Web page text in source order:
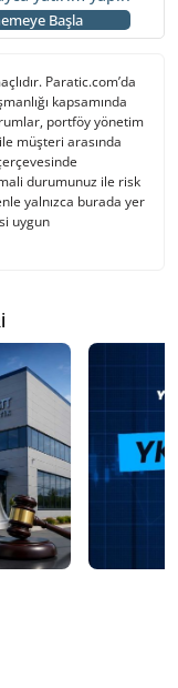
Başla
Paratic.com’da
kapsamında
portföy yönetim
müşteri arasında
durumunuz ile risk
yalnızca burada yer
uygun